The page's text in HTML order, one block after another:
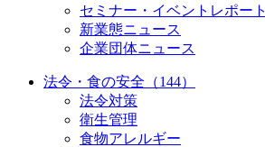
セミナー・イベントレポート
新業態ニュース
企業団体ニュース
法令・食の安全（144）
法令対策
衛生管理
食物アレルギー